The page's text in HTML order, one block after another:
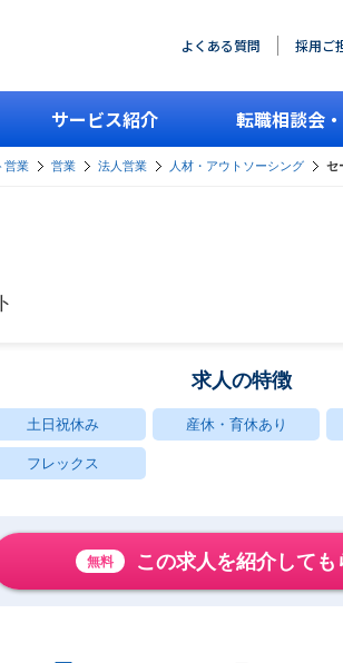
よくある質問 採用ご
サービス紹介 転職相談会
営業 営業 法人営業 人材・アウトソーシング セ
求人の特徴
土日祝休み 産休・育休あり
フレックス
無料 この求人を紹介しても